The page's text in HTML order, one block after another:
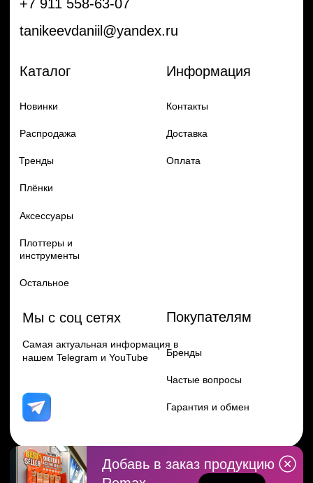
Бренды
Самая актуальная информация в
нашем Telegram и YouTube
Гарантия и обмен
Покупателям
Мы с соц сетях
Diadem, 2024
по самым выгодным ценам
Добавь в заказ продукцию